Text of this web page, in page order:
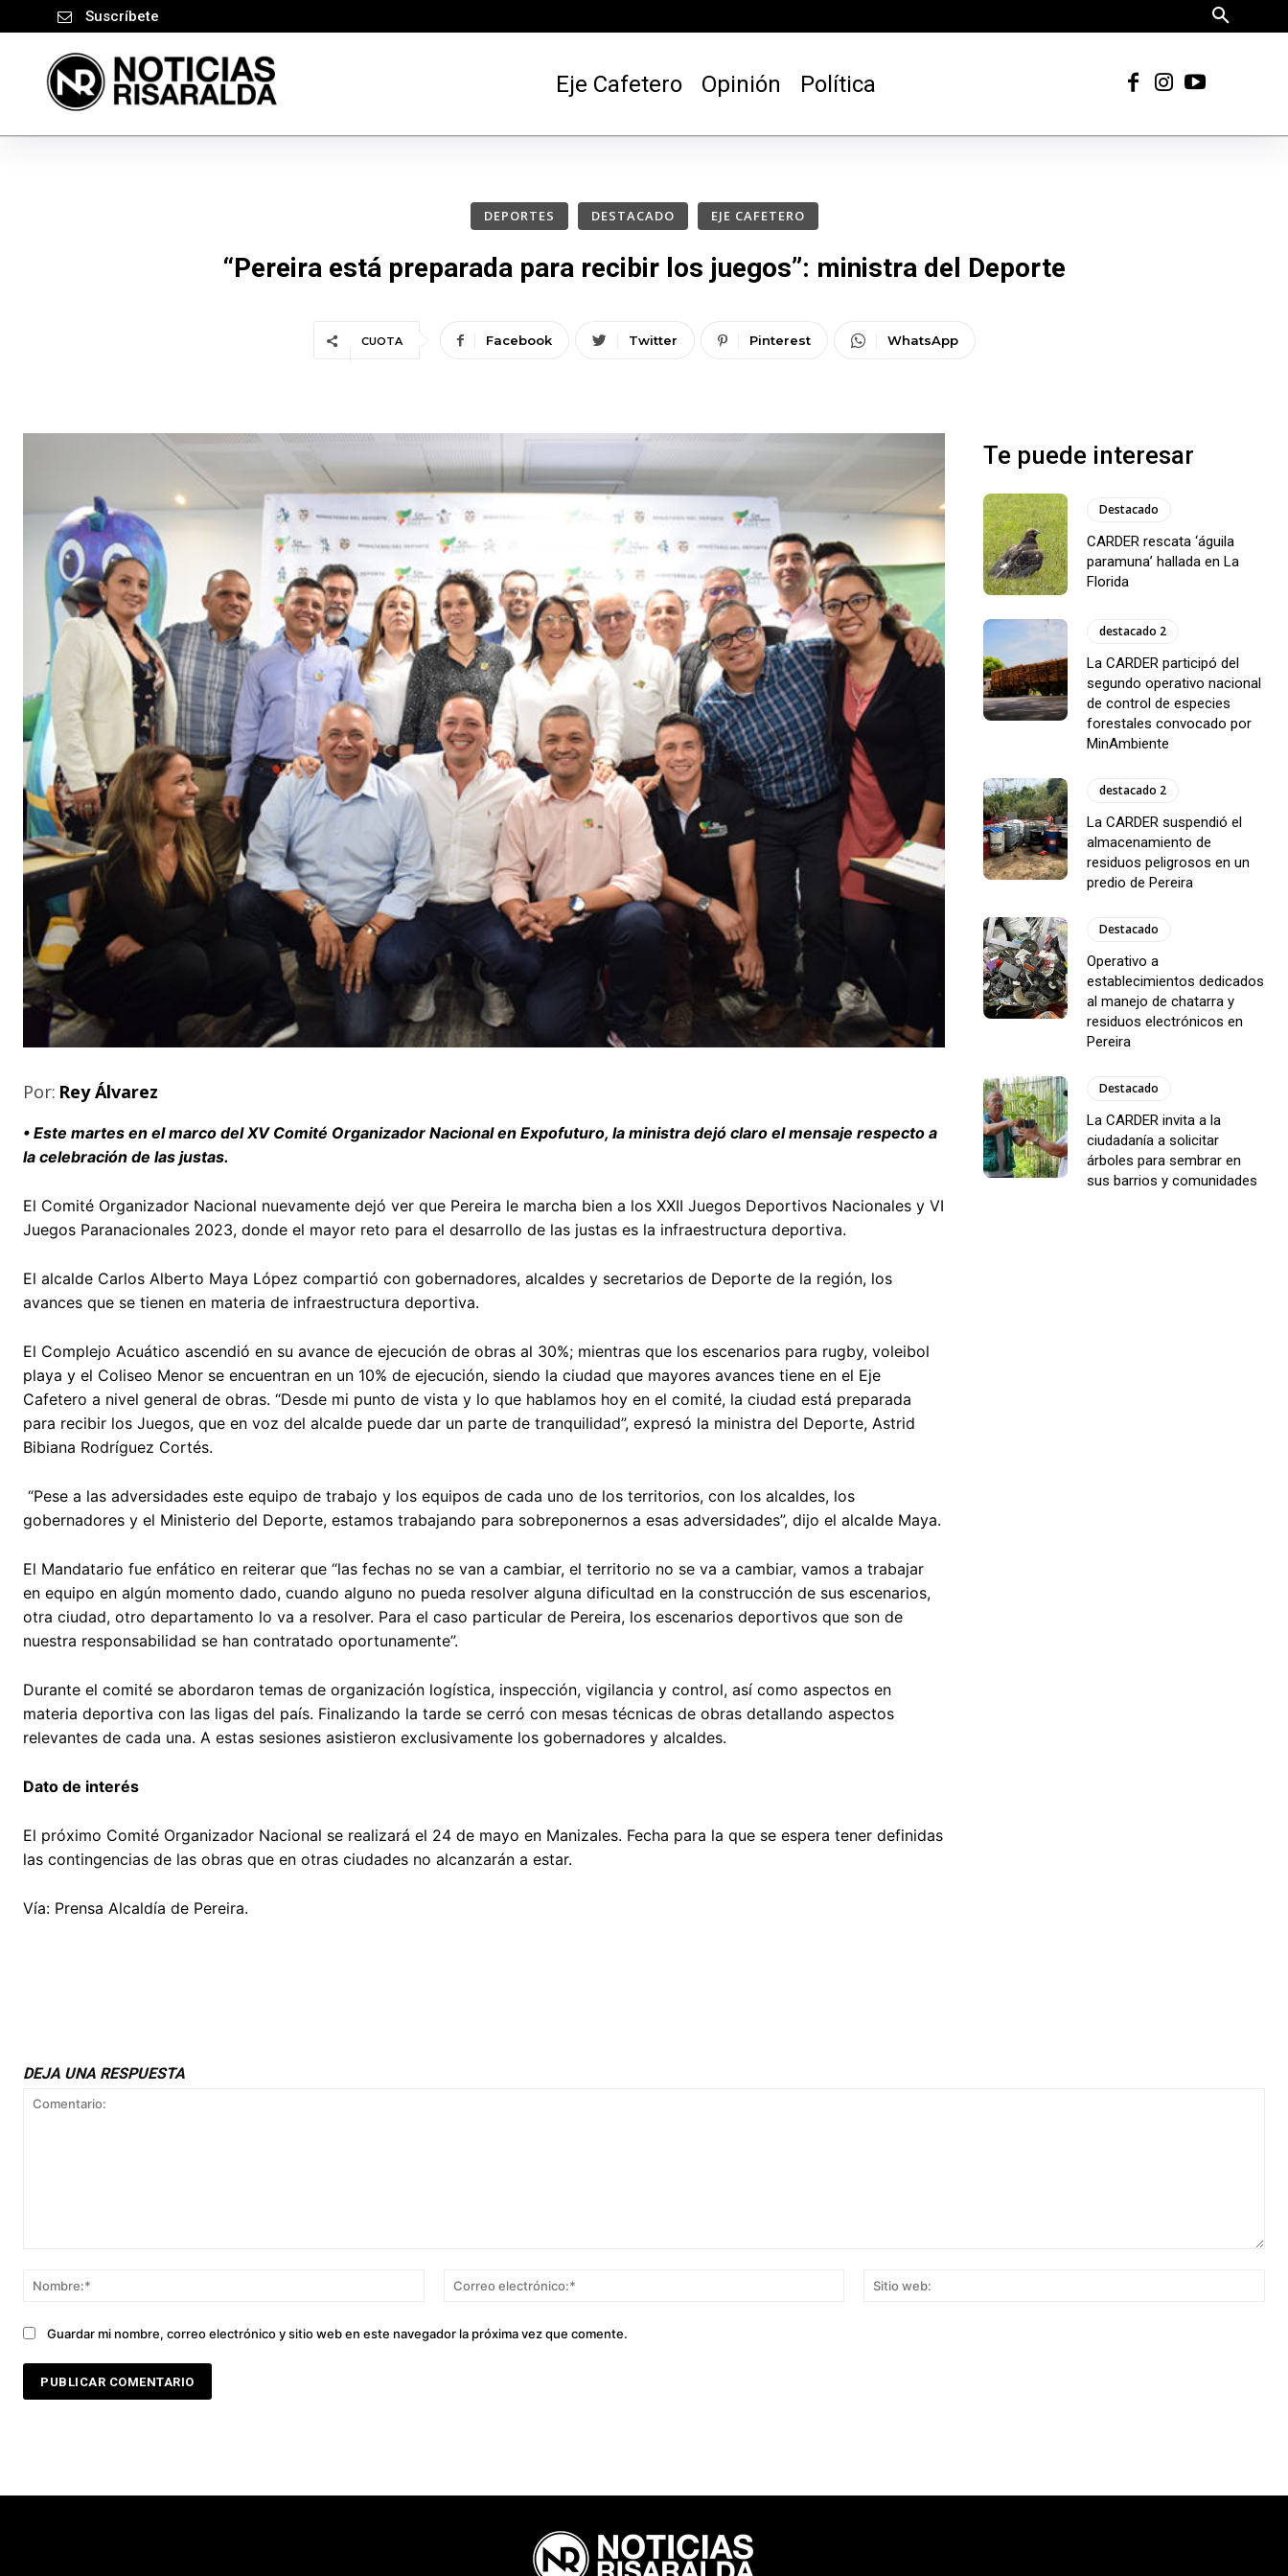
Suscríbete
Eje Cafetero Opinión Política
DEPORTES DESTACADO EJE CAFETERO
“Pereira está preparada para recibir los juegos”: ministra del Deporte
CUOTA Facebook Twitter Pinterest WhatsApp
Por: Rey Álvarez
• Este martes en el marco del XV Comité Organizador Nacional en Expofuturo, la ministra dejó claro el mensaje respecto a
la celebración de las justas.
El Comité Organizador Nacional nuevamente dejó ver que Pereira le marcha bien a los XXII Juegos Deportivos Nacionales y VI
Juegos Paranacionales 2023, donde el mayor reto para el desarrollo de las justas es la infraestructura deportiva.
El alcalde Carlos Alberto Maya López compartió con gobernadores, alcaldes y secretarios de Deporte de la región, los
avances que se tienen en materia de infraestructura deportiva.
El Complejo Acuático ascendió en su avance de ejecución de obras al 30%; mientras que los escenarios para rugby, voleibol
playa y el Coliseo Menor se encuentran en un 10% de ejecución, siendo la ciudad que mayores avances tiene en el Eje
Cafetero a nivel general de obras. “Desde mi punto de vista y lo que hablamos hoy en el comité, la ciudad está preparada
para recibir los Juegos, que en voz del alcalde puede dar un parte de tranquilidad”, expresó la ministra del Deporte, Astrid
Bibiana Rodríguez Cortés.
“Pese a las adversidades este equipo de trabajo y los equipos de cada uno de los territorios, con los alcaldes, los
gobernadores y el Ministerio del Deporte, estamos trabajando para sobreponernos a esas adversidades”, dijo el alcalde Maya.
El Mandatario fue enfático en reiterar que “las fechas no se van a cambiar, el territorio no se va a cambiar, vamos a trabajar
en equipo en algún momento dado, cuando alguno no pueda resolver alguna dificultad en la construcción de sus escenarios,
otra ciudad, otro departamento lo va a resolver. Para el caso particular de Pereira, los escenarios deportivos que son de
nuestra responsabilidad se han contratado oportunamente”.
Durante el comité se abordaron temas de organización logística, inspección, vigilancia y control, así como aspectos en
materia deportiva con las ligas del país. Finalizando la tarde se cerró con mesas técnicas de obras detallando aspectos
relevantes de cada una. A estas sesiones asistieron exclusivamente los gobernadores y alcaldes.
Dato de interés
El próximo Comité Organizador Nacional se realizará el 24 de mayo en Manizales. Fecha para la que se espera tener definidas
las contingencias de las obras que en otras ciudades no alcanzarán a estar.
Vía: Prensa Alcaldía de Pereira.
Te puede interesar
Destacado
CARDER rescata ‘águila
paramuna’ hallada en La
Florida
destacado 2
La CARDER participó del
segundo operativo nacional
de control de especies
forestales convocado por
MinAmbiente
destacado 2
La CARDER suspendió el
almacenamiento de
residuos peligrosos en un
predio de Pereira
Destacado
Operativo a
establecimientos dedicados
al manejo de chatarra y
residuos electrónicos en
Pereira
Destacado
La CARDER invita a la
ciudadanía a solicitar
árboles para sembrar en
sus barrios y comunidades
DEJA UNA RESPUESTA
Nombre:*
Correo
Guardar mi nombre, correo electrónico y sitio web en este navegador la próxima vez que comente.